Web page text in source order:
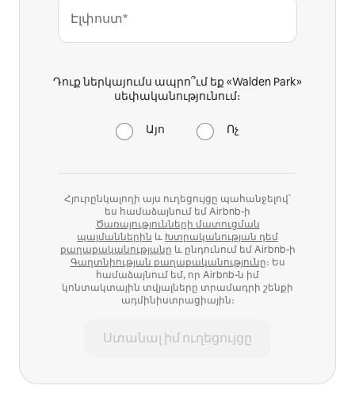
Էլփոստ*
Դուք ներկայումս ապրո՞ւմ եք «Walden Park»
սեփականությունում։
Այո Ոչ
Հյուրընկալողի այս ուղեցույցը պահանջելով՝
ես համաձայնում եմ Airbnb-ի
Ծառայությունների մատուցման
պայմաններին և Խտրականության դեմ
քաղաքականությանը և ընդունում եմ Airbnb-ի
Գաղտնիության քաղաքականությունը։ Ես
համաձայնում եմ, որ Airbnb-ն իմ
կոնտակտային տվյալները տրամադրի շենքի
ադմինիստրացիային։
Ստանալ իմ ուղեցույցը